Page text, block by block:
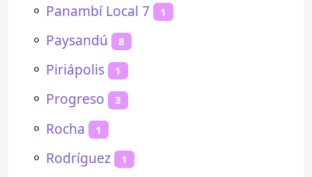
⚬ Panambí Local 7 1
⚬ Paysandú 8
⚬ Piriápolis 1
⚬ Progreso 3
⚬ Rocha 1
⚬ Rodríguez 1